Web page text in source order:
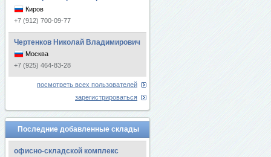
Киров
+7 (912) 700-09-77
Чертенков Николай Владимирович
Москва
+7 (925) 464-83-28
посмотреть всех пользователей
зарегистрироваться
Последние добавленные склады
офисно-складской комплекс